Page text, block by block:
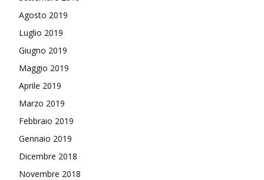
Agosto 2019
Luglio 2019
Giugno 2019
Maggio 2019
Aprile 2019
Marzo 2019
Febbraio 2019
Gennaio 2019
Dicembre 2018
Novembre 2018